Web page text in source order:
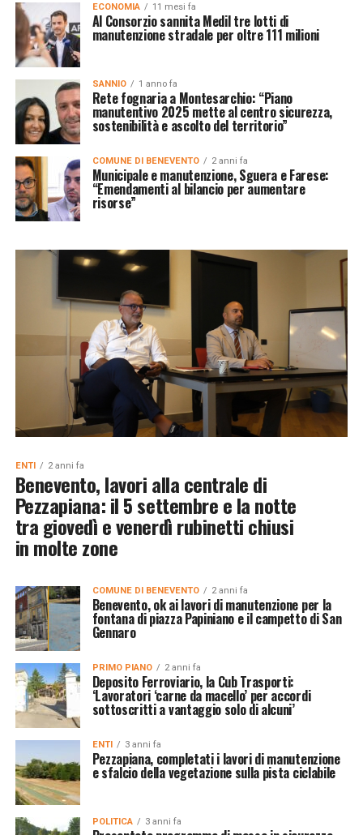
ECONOMIA 11 mesi fa
Al Consorzio sannita Medil tre lotti di
manutenzione stradale per oltre 111 milioni
SANNIO 1 anno fa
Rete fognaria a Montesarchio: “Piano
manutentivo 2025 mette al centro sicurezza,
sostenibilità e ascolto del territorio”
COMUNE DI BENEVENTO 2 anni fa
Municipale e manutenzione, Sguera e Farese:
“Emendamenti al bilancio per aumentare
risorse”
ENTI 2 anni fa
Benevento, lavori alla centrale di
Pezzapiana: il 5 settembre e la notte
tra giovedì e venerdì rubinetti chiusi
in molte zone
COMUNE DI BENEVENTO 2 anni fa
Benevento, ok ai lavori di manutenzione per la
fontana di piazza Papiniano e il campetto di San
Gennaro
PRIMO PIANO 2 anni fa
Deposito Ferroviario, la Cub Trasporti:
‘Lavoratori ‘carne da macello’ per accordi
sottoscritti a vantaggio solo di alcuni’
ENTI 3 anni fa
Pezzapiana, completati i lavori di manutenzione
e sfalcio della vegetazione sulla pista ciclabile
POLITICA 3 anni fa